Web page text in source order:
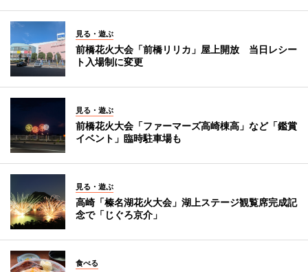
見る・遊ぶ
前橋花火大会「前橋リリカ」屋上開放 当日レシー
ト入場制に変更
見る・遊ぶ
前橋花火大会「ファーマーズ高崎棟高」など「鑑賞
イベント」臨時駐車場も
見る・遊ぶ
高崎「榛名湖花火大会」湖上ステージ観覧席完成記
念で「じぐろ京介」
食べる